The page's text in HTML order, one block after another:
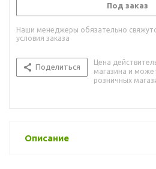
Под заказ
Наши менеджеры обязательно
условия заказа
Поделиться
Цена
магазина и
розничных
Описание